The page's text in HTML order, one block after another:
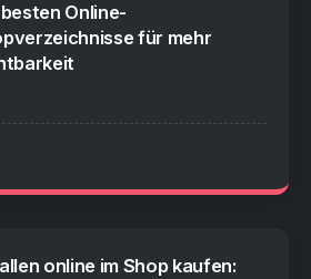
Online-
für mehr
online im Shop kaufen: